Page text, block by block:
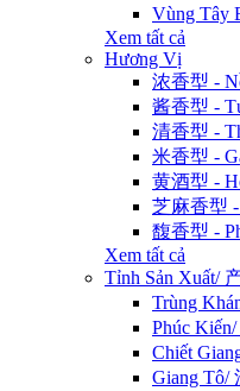
Vùng Tây
Xem tất cả
Hương Vị
浓香型 -
酱香型 -
清香型 -
米香型 -
黄酒型 -
芝麻香型 -
馥香型 -
Xem tất cả
Tỉnh Sản Xuất/
Trùng
Phúc
Chiết
Giang Tô/